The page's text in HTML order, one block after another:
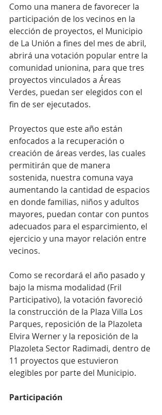
Como una manera de favorecer la
participación de los vecinos en la
elección de proyectos, el Municipio
de La Unión a fines del mes de abril,
abrirá una votación popular entre la
comunidad unionina, para que tres
proyectos vinculados a Áreas
Verdes, puedan ser elegidos con el
fin de ser ejecutados.
Proyectos que este año están
enfocados a la recuperación o
creación de áreas verdes, las cuales
permitirán que de manera
sostenida, nuestra comuna vaya
aumentando la cantidad de espacios
en donde familias, niños y adultos
mayores, puedan contar con puntos
adecuados para el esparcimiento, el
ejercicio y una mayor relación entre
vecinos.
Como se recordará el año pasado y
bajo la misma modalidad (Fril
Participativo), la votación favoreció
la construcción de la Plaza Villa Los
Parques, reposición de la Plazoleta
Elvira Werner y la reposición de la
Plazoleta Sector Radimadi, dentro de
11 proyectos que estuvieron
elegibles por parte del Municipio.
Participación